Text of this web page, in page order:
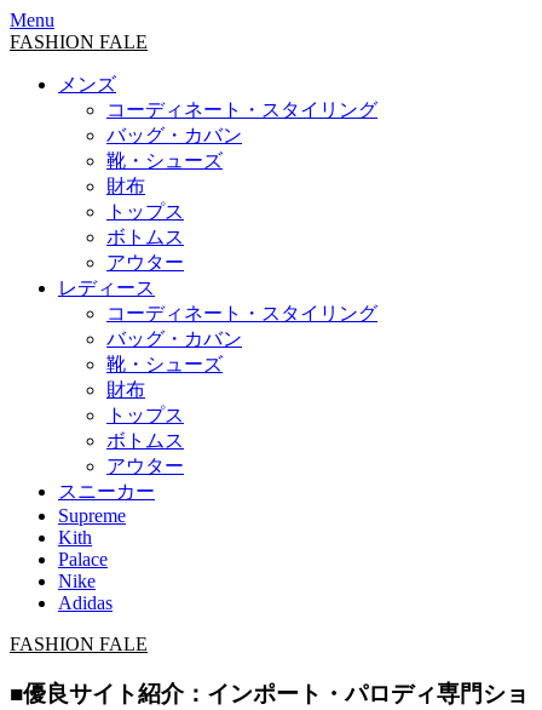
Menu
FASHION FALE
メンズ
コーディネート・スタイリング
バッグ・カバン
靴・シューズ
財布
トップス
ボトムス
アウター
レディース
コーディネート・スタイリング
バッグ・カバン
靴・シューズ
財布
トップス
ボトムス
アウター
スニーカー
Supreme
Kith
Palace
Nike
Adidas
FASHION FALE
■優良サイト紹介：インポート・パロディ専門ショ